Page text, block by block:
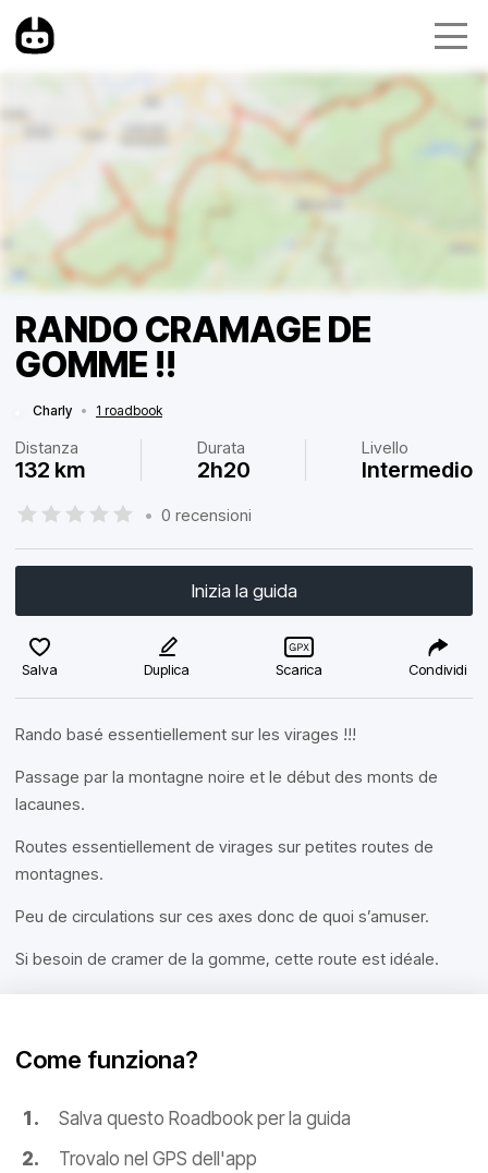
RANDO CRAMAGE DE
GOMME !!
Charly • 1 roadbook
Distanza
132 km
Durata
2h20
Livello
Intermedio
• 0 recensioni
Inizia la guida
Salva Duplica Scarica Condividi
Rando basé essentiellement sur les virages !!!
Passage par la montagne noire et le début des monts de
lacaunes.
Routes essentiellement de virages sur petites routes de
montagnes.
Peu de circulations sur ces axes donc de quoi s’amuser.
Si besoin de cramer de la gomme, cette route est idéale.
Come funziona?
Salva questo Roadbook per la guida
Trovalo nel GPS dell'app